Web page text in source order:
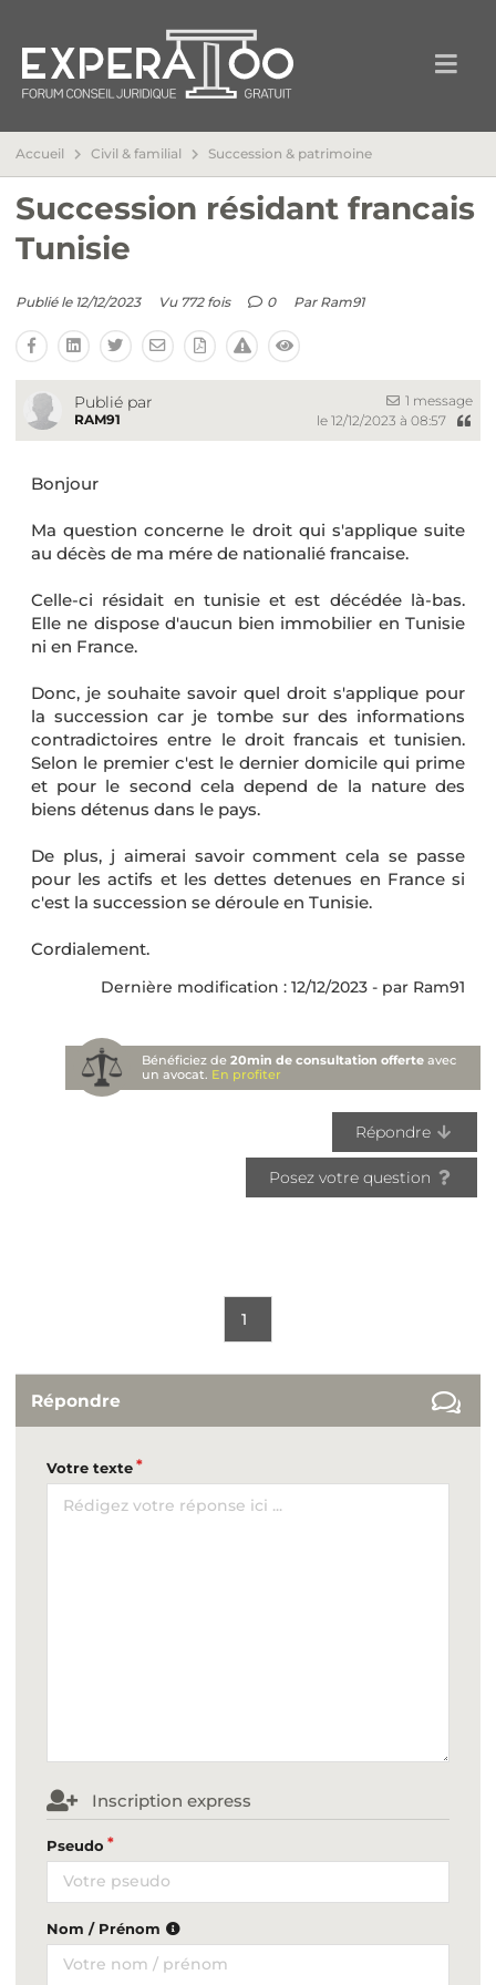
Accueil Civil & familial Succession & patrimoine
Succession résidant francais
Tunisie
Publié le 12/12/2023 Vu 772 fois 0 Par Ram91
Publié par
RAM91
1 message
le 12/12/2023 à 08:57
Bonjour
Ma question concerne le droit qui s'applique suite
au décès de ma mére de nationalié francaise.
Celle-ci résidait en tunisie et est décédée là-bas.
Elle ne dispose d'aucun bien immobilier en Tunisie
ni en France.
Donc, je souhaite savoir quel droit s'applique pour
la succession car je tombe sur des informations
contradictoires entre le droit francais et tunisien.
Selon le premier c'est le dernier domicile qui prime
et pour le second cela depend de la nature des
biens détenus dans le pays.
De plus, j aimerai savoir comment cela se passe
pour les actifs et les dettes detenues en France si
c'est la succession se déroule en Tunisie.
Cordialement.
Dernière modification : 12/12/2023 - par Ram91
Bénéficiez de20min de consultation offerte avec
un avocat. En profiter
Répondre
Posez votre question
1
Répondre
Votre texte
Inscription express
Pseudo
Nom / Prénom